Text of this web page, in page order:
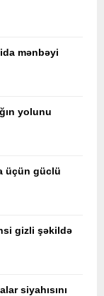
mənbəyi
yolunu
üçün güclü
gizli şəkildə
siyahısını